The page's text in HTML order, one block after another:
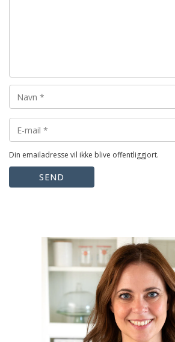
Din emailadresse vil ikke blive offentliggjort.
SEND